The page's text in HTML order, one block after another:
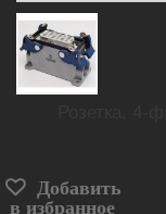
Добавить
в избранное